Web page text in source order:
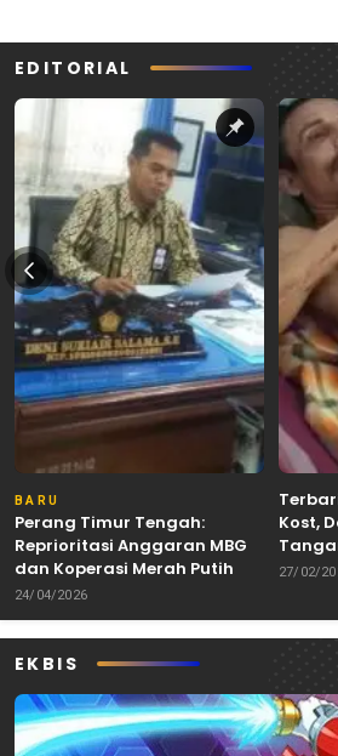
EDITORIAL
BARU
Perang Timur Tengah:
Reprioritasi Anggaran MBG
dan Koperasi Merah Putih
24/04/2026
Kost,
27/02/
EKBIS